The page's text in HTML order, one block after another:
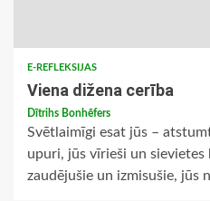
E-REFLEKSIJAS
Viena dižena cerība
Dītrihs Bonhēfers
Svētlaimīgi esat jūs –
upuri, jūs vīrieši un sievietes
zaudējušie un izmisušie, jūs